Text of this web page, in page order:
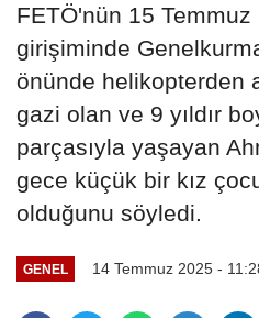
FETÖ'nün 15
girişiminde
önünde helikopterden
gazi olan ve 9 yıldır
parçasıyla yaşayan
gece küçük bir kız
olduğunu söyledi.
GENEL 14 Temmuz 2025 -